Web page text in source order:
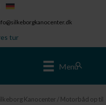
tur
Menu
Kanocenter / Motorbåd op til